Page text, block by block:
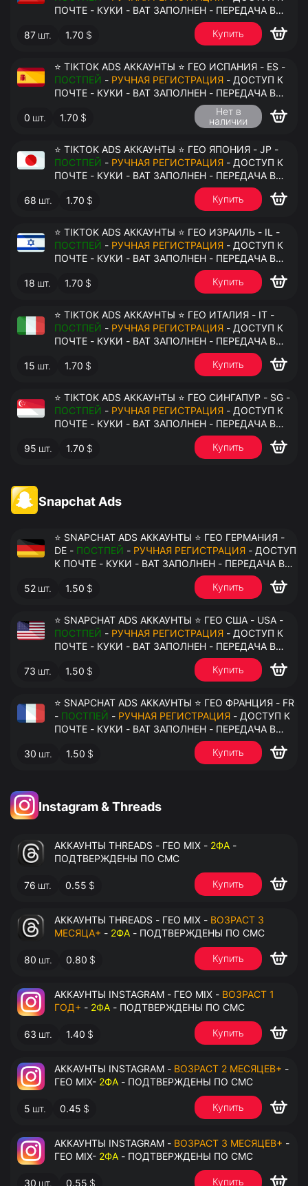
ПОЧТЕ - КУКИ - ВАТ ЗАПОЛНЕН - ПЕРЕДАЧА В
87 шт. 1.70 $ Купить
⭐ TIKTOK ADS АККАУНТЫ ⭐ ГЕО ИСПАНИЯ - ES -
ПОСТПЕЙ - РУЧНАЯ РЕГИСТРАЦИЯ - ДОСТУП К
ПОЧТЕ - КУКИ - ВАТ ЗАПОЛНЕН - ПЕРЕДАЧА В
0 шт. 1.70 $
Нет в
наличии
⭐ TIKTOK ADS АККАУНТЫ ⭐ ГЕО ЯПОНИЯ - JP -
ПОСТПЕЙ - РУЧНАЯ РЕГИСТРАЦИЯ - ДОСТУП К
ПОЧТЕ - КУКИ - ВАТ ЗАПОЛНЕН - ПЕРЕДАЧА В
68 шт. 1.70 $ Купить
⭐ TIKTOK ADS АККАУНТЫ ⭐ ГЕО ИЗРАИЛЬ - IL -
ПОСТПЕЙ - РУЧНАЯ РЕГИСТРАЦИЯ - ДОСТУП К
ПОЧТЕ - КУКИ - ВАТ ЗАПОЛНЕН - ПЕРЕДАЧА В
18 шт. 1.70 $ Купить
⭐ TIKTOK ADS АККАУНТЫ ⭐ ГЕО ИТАЛИЯ - IT -
ПОСТПЕЙ - РУЧНАЯ РЕГИСТРАЦИЯ - ДОСТУП К
ПОЧТЕ - КУКИ - ВАТ ЗАПОЛНЕН - ПЕРЕДАЧА В
15 шт. 1.70 $ Купить
⭐ TIKTOK ADS АККАУНТЫ ⭐ ГЕО СИНГАПУР - SG -
ПОСТПЕЙ - РУЧНАЯ РЕГИСТРАЦИЯ - ДОСТУП К
ПОЧТЕ - КУКИ - ВАТ ЗАПОЛНЕН - ПЕРЕДАЧА В
95 шт. 1.70 $ Купить
Snapchat Ads
⭐ SNAPCHAT ADS АККАУНТЫ ⭐ ГЕО ГЕРМАНИЯ -
DE - ПОСТПЕЙ - РУЧНАЯ РЕГИСТРАЦИЯ - ДОСТУП
К ПОЧТЕ - КУКИ - ВАТ ЗАПОЛНЕН - ПЕРЕДАЧА В
52 шт. 1.50 $ Купить
⭐ SNAPCHAT ADS АККАУНТЫ ⭐ ГЕО США - USA -
ПОСТПЕЙ - РУЧНАЯ РЕГИСТРАЦИЯ - ДОСТУП К
ПОЧТЕ - КУКИ - ВАТ ЗАПОЛНЕН - ПЕРЕДАЧА В
73 шт. 1.50 $ Купить
⭐ SNAPCHAT ADS АККАУНТЫ ⭐ ГЕО ФРАНЦИЯ - FR
- ПОСТПЕЙ - РУЧНАЯ РЕГИСТРАЦИЯ - ДОСТУП К
ПОЧТЕ - КУКИ - ВАТ ЗАПОЛНЕН - ПЕРЕДАЧА В
30 шт. 1.50 $ Купить
Instagram & Threads
АККАУНТЫ THREADS - ГЕО MIX - 2ФА -
ПОДТВЕРЖДЕНЫ ПО СМС
76 шт. 0.55 $ Купить
АККАУНТЫ THREADS - ГЕО MIX - ВОЗРАСТ 3
МЕСЯЦА+ - 2ФА - ПОДТВЕРЖДЕНЫ ПО СМС
80 шт. 0.80 $ Купить
АККАУНТЫ INSTAGRAM - ГЕО MIX - ВОЗРАСТ 1
ГОД+ - 2ФА - ПОДТВЕРЖДЕНЫ ПО СМС
63 шт. 1.40 $ Купить
АККАУНТЫ INSTAGRAM - ВОЗРАСТ 2 МЕСЯЦЕВ+ -
ГЕО MIX- 2ФА - ПОДТВЕРЖДЕНЫ ПО СМС
5 шт. 0.45 $ Купить
АККАУНТЫ INSTAGRAM - ВОЗРАСТ 3 МЕСЯЦЕВ+ -
ГЕО MIX- 2ФА - ПОДТВЕРЖДЕНЫ ПО СМС
30 шт. 0.55 $ Купить